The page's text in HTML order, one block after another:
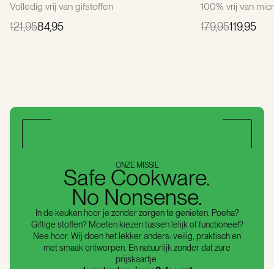
Volledig vrij van gifstoffen
121,9584,95
100% vrij van
179,95119,95
ONZE MISSIE
Safe Cookware.
No Nonsense.
In de keuken hoor je zonder zorgen te genieten. Poeha?
Giftige stoffen? Moeten kiezen tussen lelijk of functioneel?
Nee hoor. Wij doen het lekker anders: veilig, praktisch en
met smaak ontworpen. En natuurlijk zonder dat zure
prijskaartje.